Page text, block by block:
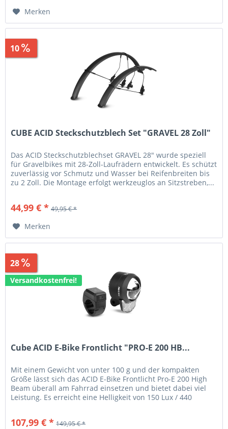
Merken
10
CUBE ACID Steckschutzblech Set "GRAVEL 28 Zoll"
Das ACID Steckschutzblechset GRAVEL 28" wurde speziell
für Gravelbikes mit 28-Zoll-Laufrädern entwickelt. Es schützt
zuverlässig vor Schmutz und Wasser bei Reifenbreiten bis
zu 2 Zoll. Die Montage erfolgt werkzeuglos an Sitzstreben,...
44,99 € * 49,95 € *
Merken
28
Versandkostenfrei!
Cube ACID E-Bike Frontlicht "PRO-E 200 HB...
Mit einem Gewicht von unter 100 g und der kompakten
Größe lässt sich das ACID E-Bike Frontlicht Pro-E 200 High
Beam überall am Fahrrad einsetzen und bietet dabei viel
Leistung. Es erreicht eine Helligkeit von 150 Lux / 440
107,99 € * 149,95 € *